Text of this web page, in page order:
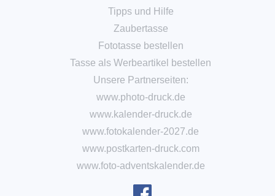
Tipps und Hilfe
Zaubertasse
Fototasse bestellen
Tasse als Werbeartikel bestellen
Unsere Partnerseiten:
www.photo-druck.de
www.kalender-druck.de
www.fotokalender-2027.de
www.postkarten-druck.com
www.foto-adventskalender.de